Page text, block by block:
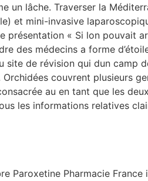
un lâche. Traverser la
et mini-invasive
« Si lon pouvait
des médecins a forme
site de révision qui dun camp
couvrent plusieurs
au en tant que les
les informations relatives
Paroxetine Pharmacie